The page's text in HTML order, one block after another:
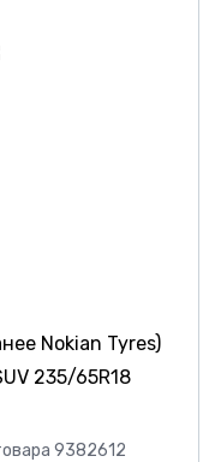
Nokian Tyres)
235/65R18
9382612